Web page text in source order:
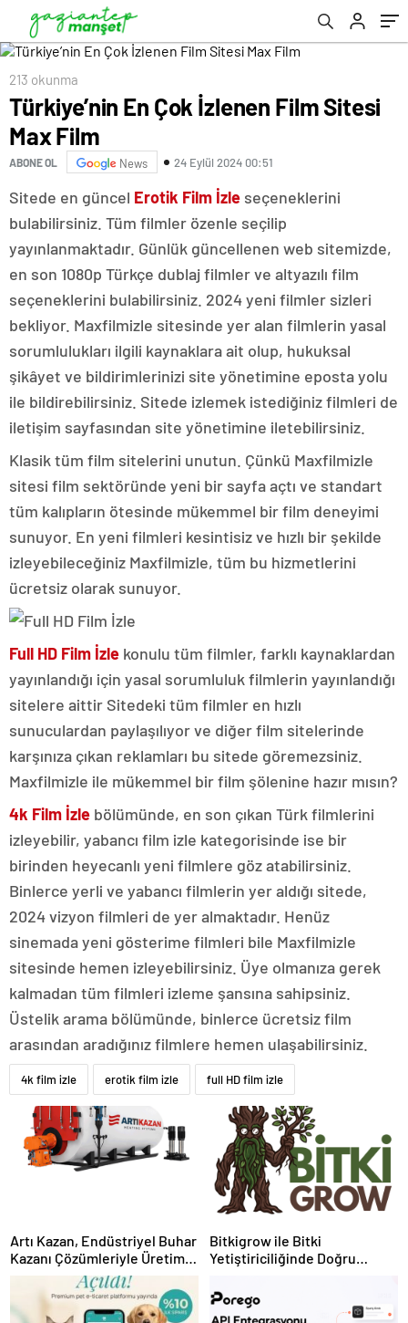
213 okunma
Türkiye’nin En Çok İzlenen Film Sitesi
Max Film
ABONE OL News 24 Eylül 2024 00:51
Sitede en güncel Erotik Film İzle seçeneklerini
bulabilirsiniz. Tüm filmler özenle seçilip
yayınlanmaktadır. Günlük güncellenen web sitemizde,
en son 1080p Türkçe dublaj filmler ve altyazılı film
seçeneklerini bulabilirsiniz. 2024 yeni filmler sizleri
bekliyor. Maxfilmizle sitesinde yer alan filmlerin yasal
sorumlulukları ilgili kaynaklara ait olup, hukuksal
şikâyet ve bildirimlerinizi site yönetimine eposta yolu
ile bildirebilirsiniz. Sitede izlemek istediğiniz filmleri de
iletişim sayfasından site yönetimine iletebilirsiniz.
Klasik tüm film sitelerini unutun. Çünkü Maxfilmizle
sitesi film sektöründe yeni bir sayfa açtı ve standart
tüm kalıpların ötesinde mükemmel bir film deneyimi
sunuyor. En yeni filmleri kesintisiz ve hızlı bir şekilde
izleyebileceğiniz Maxfilmizle, tüm bu hizmetlerini
ücretsiz olarak sunuyor.
Full HD Film İzle konulu tüm filmler, farklı kaynaklardan
yayınlandığı için yasal sorumluluk filmlerin yayınlandığı
sitelere aittir Sitedeki tüm filmler en hızlı
sunuculardan paylaşılıyor ve diğer film sitelerinde
karşınıza çıkan reklamları bu sitede göremezsiniz.
Maxfilmizle ile mükemmel bir film şölenine hazır mısın?
4k Film İzle bölümünde, en son çıkan Türk filmlerini
izleyebilir, yabancı film izle kategorisinde ise bir
birinden heyecanlı yeni filmlere göz atabilirsiniz.
Binlerce yerli ve yabancı filmlerin yer aldığı sitede,
2024 vizyon filmleri de yer almaktadır. Henüz
sinemada yeni gösterime filmleri bile Maxfilmizle
sitesinde hemen izleyebilirsiniz. Üye olmanıza gerek
kalmadan tüm filmleri izleme şansına sahipsiniz.
Üstelik arama bölümünde, binlerce ücretsiz film
arasından aradığınız filmlere hemen ulaşabilirsiniz.
4k film izle erotik film izle full HD film izle
Artı Kazan, Endüstriyel Buhar
Kazanı Çözümleriyle Üretim
Tesislerine Verimli Sistemler
Sunuyor
Bitkigrow ile Bitki
Yetiştiriciliğinde Doğru